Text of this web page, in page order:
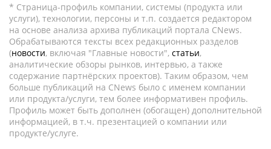
* Страница-профиль компании, системы (продукта или
услуги), технологии, персоны и т.п. создается редактором
на основе анализа архива публикаций портала CNews.
Обрабатываются тексты всех редакционных разделов
(новости, включая "Главные новости", статьи,
аналитические обзоры рынков, интервью, а также
содержание партнёрских проектов). Таким образом, чем
больше публикаций на CNews было с именем компании
или продукта/услуги, тем более информативен профиль.
Профиль может быть дополнен (обогащен) дополнительной
информацией, в т.ч. презентацией о компании или
продукте/услуге.